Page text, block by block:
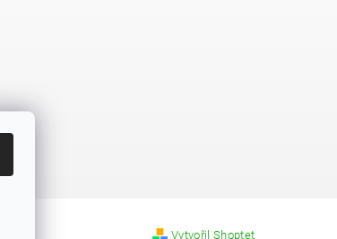
Vytvořil Shoptet